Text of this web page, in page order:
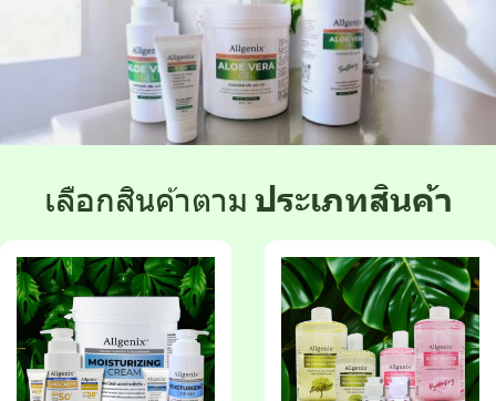
เลือกสินค้าตาม ประเภทสินค้า